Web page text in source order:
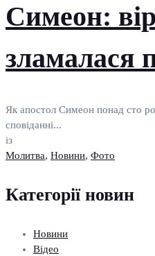
Симеон:
зламалася
Як апостол Симеон понад сто
сповіданні...
із
Молитва, Новини, Фото
Категорії новин
Новини
Відео